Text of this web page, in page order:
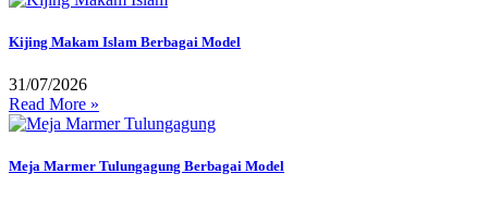
Kijing Makam Islam Berbagai Model
31/07/2026
Read More »
Meja Marmer Tulungagung Berbagai Model